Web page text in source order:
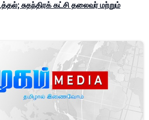
சுதந்திரக் கட்சி தலைவர் மற்றும்